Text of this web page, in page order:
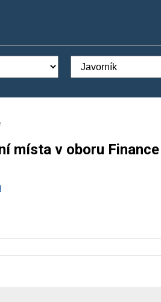
místa v oboru Finance